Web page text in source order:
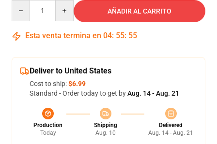
AÑADIR AL CARRITO
Esta venta termina en 04: 55: 54
Deliver to United States
Cost to ship:$6.99
Standard - Order today to get byAug. 14 - Aug. 21
Production
Today
Shipping
Aug. 10
Delivered
Aug. 14 - Aug. 21